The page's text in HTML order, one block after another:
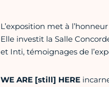
L’exposition met à
Elle investit la Salle
et Inti, témoignages de
WE ARE [still] HERE